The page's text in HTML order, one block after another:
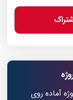
آماده روی